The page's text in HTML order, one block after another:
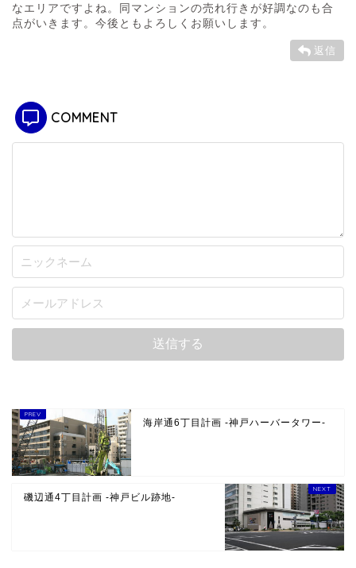
なエリアですよね。同マンションの売れ行きが好調なのも合
点がいきます。今後ともよろしくお願いします。
返信
COMMENT
海岸通6丁目計画 -神戸ハーバータワー-
磯辺通4丁目計画 -神戸ビル跡地-